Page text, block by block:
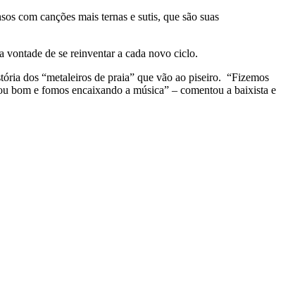
com canções mais ternas e sutis, que são suas
vontade de se reinventar a cada novo ciclo.
dos “metaleiros de praia” que vão ao piseiro. “Fizemos
bom e fomos encaixando a música” – comentou a baixista e